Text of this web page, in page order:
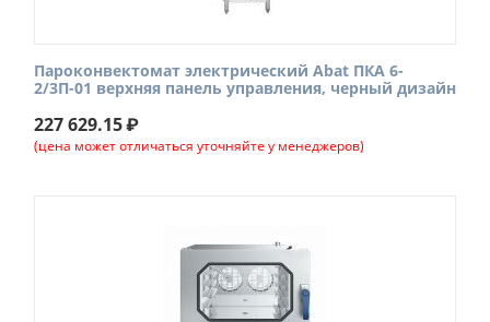
Пароконвектомат электрический Abat ПКА 6-
2/3П-01 верхняя панель управления, черный дизайн
227 629.15₽
(цена может отличаться уточняйте у менеджеров)